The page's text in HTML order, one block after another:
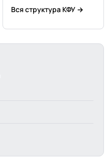
Вся структура КФУ →